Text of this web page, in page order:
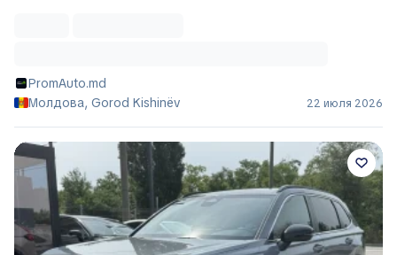
PromAuto.md
Молдова, Gorod Kishinëv
22 июля 2026